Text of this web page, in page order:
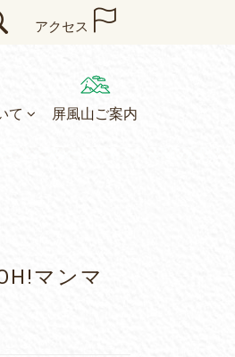
アクセス
て 屏風山ご案内
マンマ